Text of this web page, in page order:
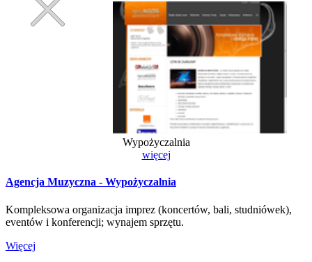
Wypożyczalnia
więcej
Agencja Muzyczna - Wypożyczalnia
Kompleksowa organizacja imprez (koncertów, bali, studniówek),
eventów i konferencji; wynajem sprzętu.
Więcej